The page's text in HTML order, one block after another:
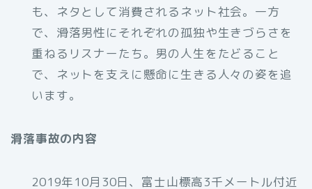
も、ネタとして消費されるネット社会。一方
で、滑落男性にそれぞれの孤独や生きづらさを
重ねるリスナーたち。男の人生をたどること
で、ネットを支えに懸命に生きる人々の姿を追
います。
滑落事故の内容
2019年10月30日、富士山標高3千メートル付近